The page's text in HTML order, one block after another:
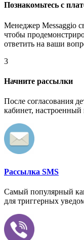
Познакомьтесь с
Менеджер Messaggio
чтобы
ответить на ваши
3
Начните рассылки
После согласования
кабинет, настроенный
Рассылка SMS
Самый популярный
для триггерных